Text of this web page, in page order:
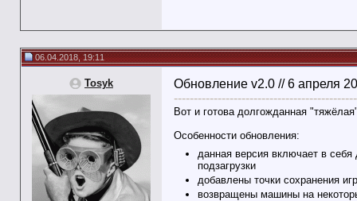
06.04.2018, 19:11
Tosyk
Обновление v2.0 // 6 апреля
Вот и готова долгожданная
Особенности обновления:
данная версия включает в
подзагрузки
добавлены точки сохранения
возвращены машины на